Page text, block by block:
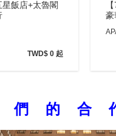
星飯店+太魯閣
TWD$ 0 起
豪
們 的 合